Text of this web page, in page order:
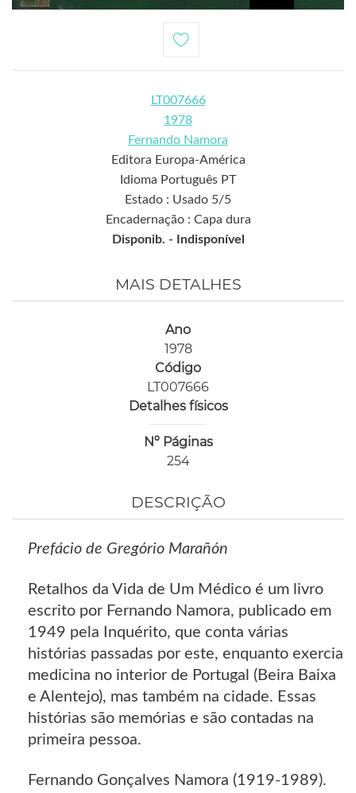
LT007666
1978
Fernando Namora
Editora Europa-América
Idioma Português PT
Estado : Usado 5/5
Encadernação : Capa dura
Disponib. -
Indisponível
MAIS DETALHES
Ano
1978
Código
LT007666
Detalhes físicos
Nº Páginas
254
DESCRIÇÃO
Prefácio de Gregório Marañón
Retalhos da Vida de Um Médico é um livro
escrito por Fernando Namora, publicado em
1949 pela Inquérito, que conta várias
histórias passadas por este, enquanto exercia
medicina no interior de Portugal (Beira Baixa
e Alentejo), mas também na cidade. Essas
histórias são memórias e são contadas na
primeira pessoa.
Fernando Gonçalves Namora (1919-1989).